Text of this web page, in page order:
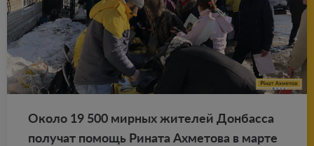
Около 19 500 мир­ных жи­те­лей Дон­бас­са
по­лу­чат по­мощь Ри­на­та Ах­ме­то­ва в марте